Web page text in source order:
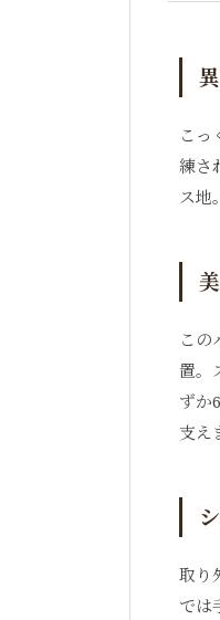
こっ
練さ
ス地
この
置。
ずか
支え
取り
では